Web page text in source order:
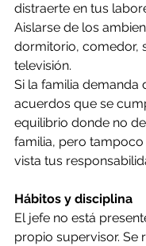
distraerte en tus
Aislarse de los
dormitorio, comedor,
televisión.
Si la familia demanda
acuerdos que se
equilibrio donde no
familia, pero
vista tus
Hábitos y disciplina
El jefe no está
propio supervisor. Se